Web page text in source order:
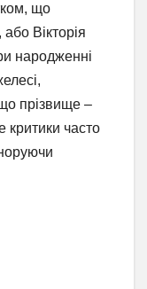
що
Вікторія
народженні
прізвище –
критики часто